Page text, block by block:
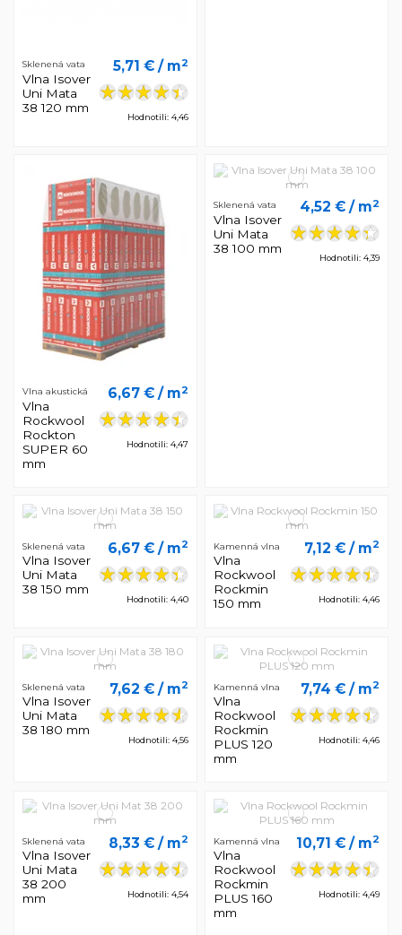
Sklenená vata
Vlna Isover
Uni Mata
38 120 mm
5,71 € / m2
Hodnotili: 4,46
Vlna akustická
Vlna
Rockwool
Rockton
SUPER 60
mm
6,67 € / m2
Hodnotili: 4,47
Sklenená vata
Vlna Isover
Uni Mata
38 100 mm
4,52 € / m2
Hodnotili: 4,39
Sklenená vata
Vlna Isover
Uni Mata
38 150 mm
6,67 € / m2
Hodnotili: 4,40
Kamenná vlna
Vlna
Rockwool
Rockmin
150 mm
7,12 € / m2
Hodnotili: 4,46
Sklenená vata
Vlna Isover
Uni Mata
38 180 mm
7,62 € / m2
Hodnotili: 4,56
Kamenná vlna
Vlna
Rockwool
Rockmin
PLUS 120
mm
7,74 € / m2
Hodnotili: 4,46
Sklenená vata
Vlna Isover
Uni Mata
38 200
mm
8,33 € / m2
Hodnotili: 4,54
Kamenná vlna
Vlna
Rockwool
Rockmin
PLUS 160
mm
10,71 € / m2
Hodnotili: 4,49